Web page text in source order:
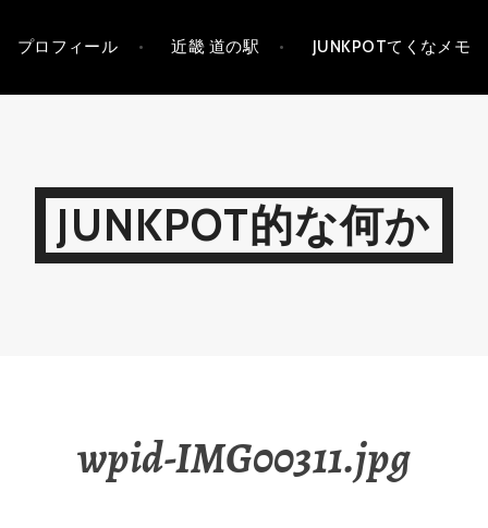
プロフィール 近畿 道の駅 JUNKPOTてくなメモ
JUNKPOT的な何か
wpid-IMG00311.jpg